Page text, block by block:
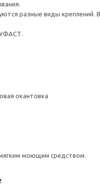
разные виды
окантовка
моющим средством.